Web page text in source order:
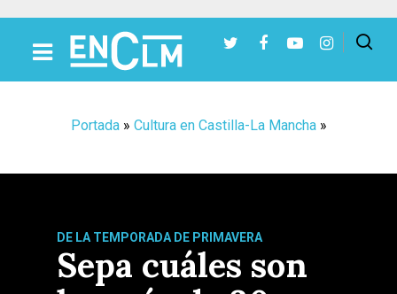
Portada» Cultura en Castilla-La Mancha»
DE LA TEMPORADA DE PRIMAVERA
Sepa cuáles son